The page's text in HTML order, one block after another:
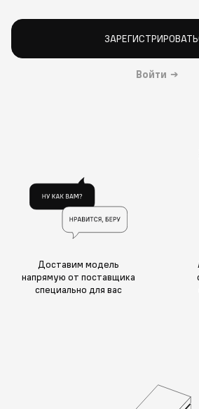
Войти →
Доставим модель
напрямую от поставщика
специально для вас